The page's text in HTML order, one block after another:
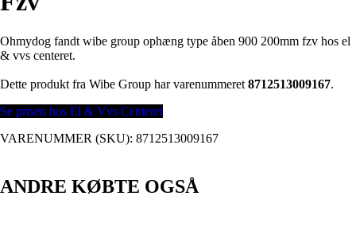
Ohmydog fandt wibe group ophæng type åben 900 200mm fzv hos el
& vvs centeret.
Dette produkt fra Wibe Group har varenummeret 8712513009167.
Se prisen hos El & Vvs Centeret
VARENUMMER (SKU): 8712513009167
ANDRE KØBTE OGSÅ